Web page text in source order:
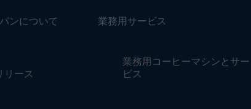
ンについて
リース
業務用サービス
業務用コーヒーマシンとサー
ビス